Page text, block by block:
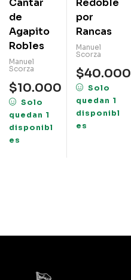
Cantar
de
Agapito
Robles
Manuel
Scorza
$10.000
Solo
quedan 1
disponibl
es
Redoble
por
Rancas
Manuel
Scorza
$40.000
Solo
quedan 1
disponibl
es